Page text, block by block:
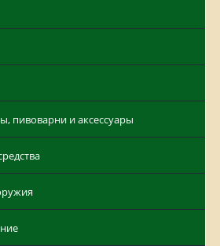
пивоварни и аксессуары